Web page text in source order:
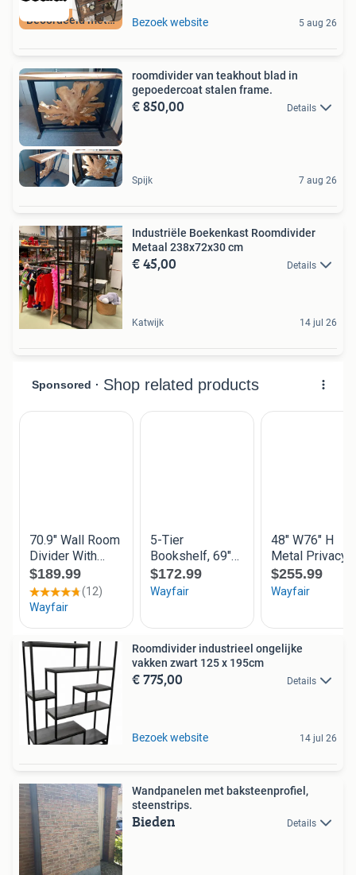
Beoordeeld met 9+ Bezoek website 5 aug 26
roomdivider van teakhout blad in
gepoedercoat stalen frame.
€ 850,00 Details
Spijk 7 aug 26
Industriële Boekenkast Roomdivider
Metaal 238x72x30 cm
€ 45,00 Details
Katwijk 14 jul 26
Roomdivider industrieel ongelijke
vakken zwart 125 x 195cm
€ 775,00 Details
Bezoek website 14 jul 26
Wandpanelen met baksteenprofiel,
steenstrips.
Bieden Details